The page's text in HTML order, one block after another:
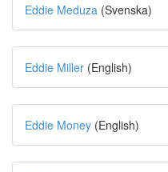
Eddie Meduza (Svenska)
Eddie Miller (English)
Eddie Money (English)